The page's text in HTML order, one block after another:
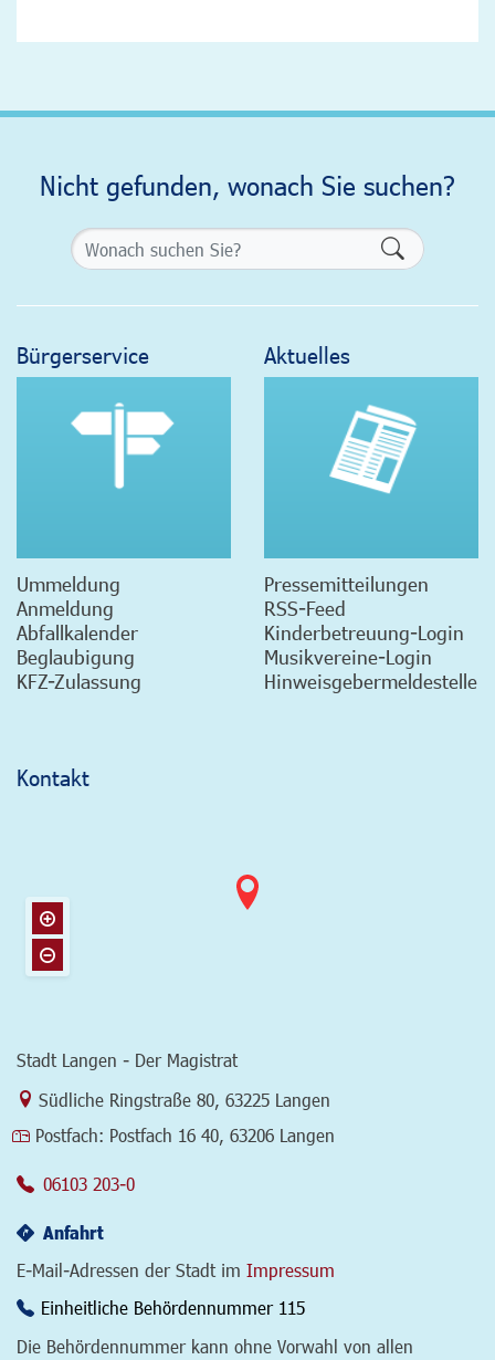
Nicht gefunden, wonach Sie suchen?
Bürgerservice
Ummeldung
Anmeldung
Abfallkalender
Beglaubigung
KFZ-Zulassung
Aktuelles
Pressemitteilungen
RSS-Feed
Kinderbetreuung-Login
Musikvereine-Login
Hinweisgebermeldestelle
Kontakt
Stadt Langen - Der Magistrat
Link zur Google-Maps Navigation
Südliche Ringstraße 80 63225 Langen
Postfach: Postfach 16 40, 63206 Langen
06103 203-0
Anfahrt
E-Mail-Adressen der Stadt im Impressum
Einheitliche Behördennummer 115
Die Behördennummer kann ohne Vorwahl von allen